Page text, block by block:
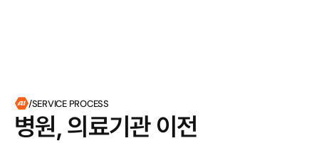
/SERVICE PROCESS
병원, 의료기관 이전